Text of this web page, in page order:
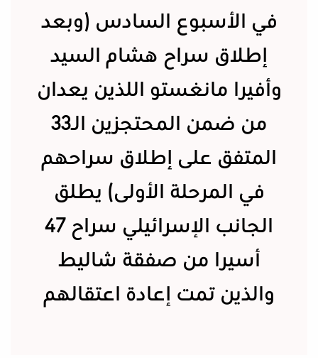
في الأسبوع السادس (وبعد
إطلاق سراح هشام السيد
وأفيرا مانغستو اللذين يعدان
من ضمن المحتجزين الـ33
المتفق على إطلاق سراحهم
في المرحلة الأولى) يطلق
الجانب الإسرائيلي سراح 47
أسيرا من صفقة شاليط
والذين تمت إعادة اعتقالهم